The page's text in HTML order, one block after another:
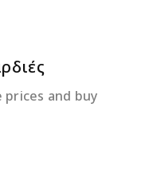
prices and buy